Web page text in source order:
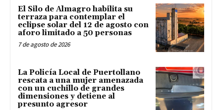
El Silo de Almagro habilita su
terraza para contemplar el
eclipse solar del 12 de agosto con
aforo limitado a 50 personas
7 de agosto de 2026
La Policía Local de Puertollano
rescata a una mujer amenazada
con un cuchillo de grandes
dimensiones y detiene al
presunto agresor